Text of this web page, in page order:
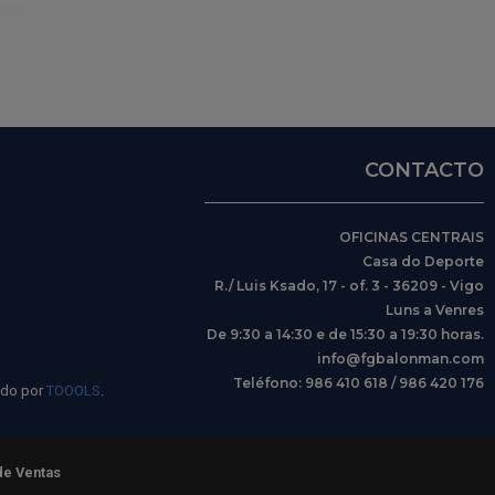
por TOOOLS
CONTACTO
OFICINAS CENTRAIS
Casa do Deporte
R./ Luis Ksado, 17 - of. 3 - 36209 - Vigo
Luns a Venres
De 9:30 a 14:30 e de 15:30 a 19:30 horas.
info@fgbalonman.com
Teléfono: 986 410 618 / 986 420 176
Ventas